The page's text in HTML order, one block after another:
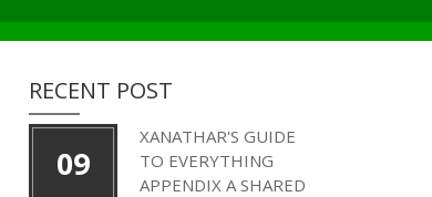
RECENT POST
09
XANATHAR'S GUIDE
TO EVERYTHING
APPENDIX A SHARED